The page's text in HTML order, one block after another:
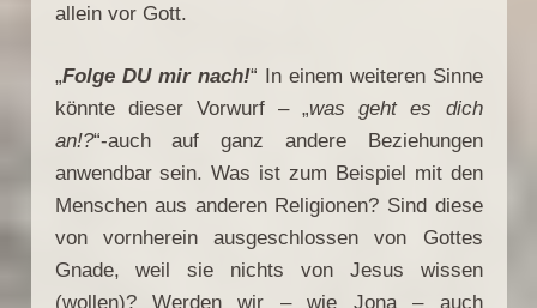
allein vor Gott.
„Folge DU mir nach!“ In einem weiteren Sinne
könnte dieser Vorwurf – „was geht es dich
an!?“-auch auf ganz andere Beziehungen
anwendbar sein. Was ist zum Beispiel mit den
Menschen aus anderen Religionen? Sind diese
von vornherein ausgeschlossen von Gottes
Gnade, weil sie nichts von Jesus wissen
(wollen)? Werden wir – wie Jona – auch